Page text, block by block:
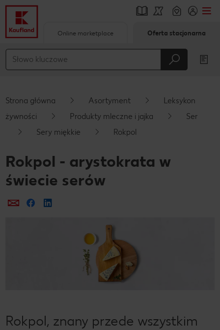
Główna treść
Pływający pasek boczny
Online marketplace Oferta stacjonarna
Strona główna Asortyment
Leksykon
żywności
Produkty mleczne i jajka
Ser
Sery miękkie
Rokpol
Rokpol - arystokrata w
świecie serów
Prześlij e-mailem
Udostępnij na Facebooku
Rokpol, znany przede wszystkim